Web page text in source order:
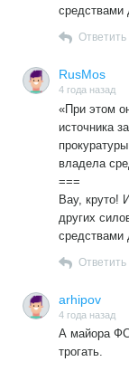
средствами
Ответить
RusMos
4 года назад
«При этом
источника
владела
===
Вау, круто!
других
средствами
Ответить
arhipov
4 года назад
А майора
трогать.